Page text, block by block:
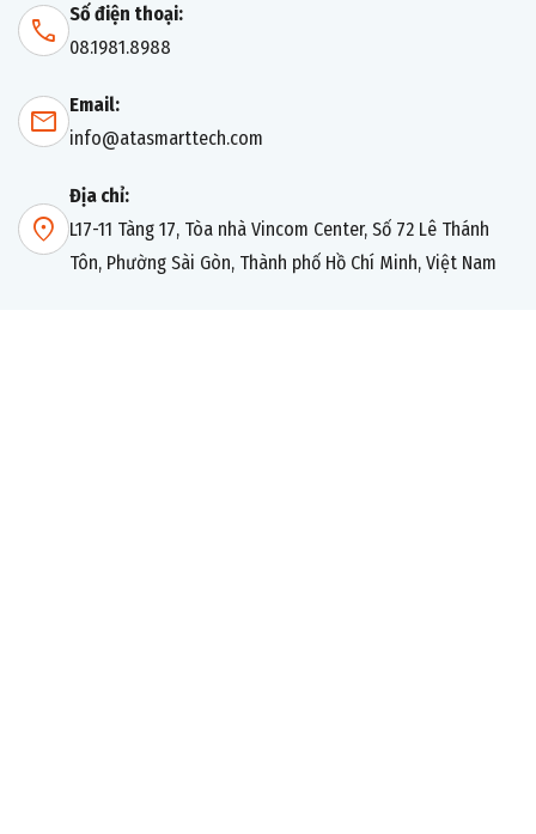
call
Số điện thoại:
08.1981.8988
mail
Email:
info@atasmarttech.com
location_on
Địa chỉ:
L17-11 Tàng 17, Tòa nhà Vincom Center, Số 72 Lê Thánh
Tôn, Phường Sài Gòn, Thành phố Hồ Chí Minh, Việt Nam